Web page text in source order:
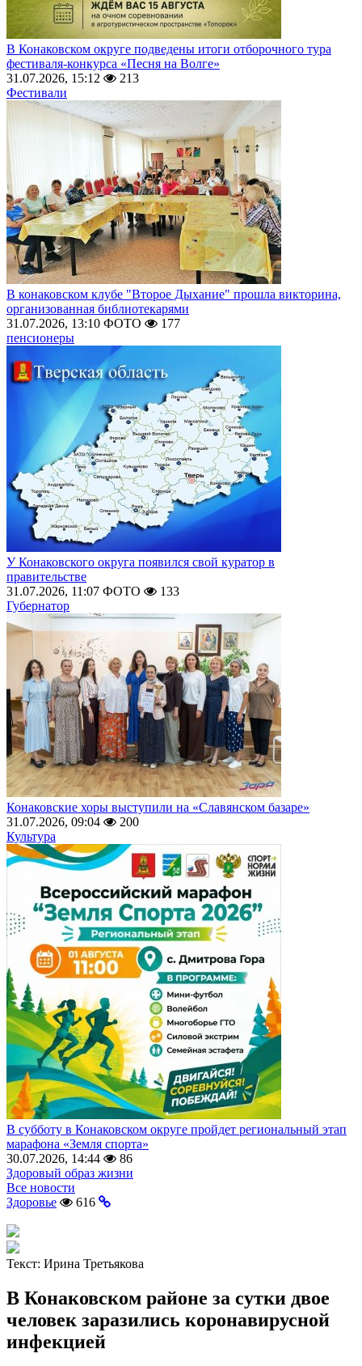
В Конаковском округе подведены итоги отборочного тура
фестиваля-конкурса «Песня на Волге»
31.07.2026, 15:12
213
Фестивали
В конаковском клубе "Второе Дыхание" прошла викторина,
организованная библиотекарями
31.07.2026, 13:10 ФОТО
177
пенсионеры
У Конаковского округа появился свой куратор в
правительстве
31.07.2026, 11:07 ФОТО
133
Губернатор
Конаковские хоры выступили на «Славянском базаре»
31.07.2026, 09:04
200
Культура
В субботу в Конаковском округе пройдет региональный этап
марафона «Земля спорта»
30.07.2026, 14:44
86
Здоровый образ жизни
Все новости
Здоровье
616
Текст: Ирина Третьякова
В Конаковском районе за сутки двое
человек заразились коронавирусной
инфекцией